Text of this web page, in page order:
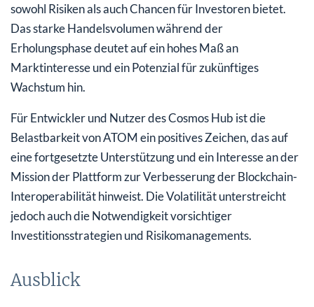
sowohl Risiken als auch Chancen für Investoren bietet.
Das starke Handelsvolumen während der
Erholungsphase deutet auf ein hohes Maß an
Marktinteresse und ein Potenzial für zukünftiges
Wachstum hin.
Für Entwickler und Nutzer des Cosmos Hub ist die
Belastbarkeit von ATOM ein positives Zeichen, das auf
eine fortgesetzte Unterstützung und ein Interesse an der
Mission der Plattform zur Verbesserung der Blockchain-
Interoperabilität hinweist. Die Volatilität unterstreicht
jedoch auch die Notwendigkeit vorsichtiger
Investitionsstrategien und Risikomanagements.
Ausblick